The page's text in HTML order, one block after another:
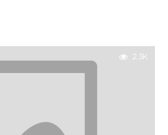
2.3K